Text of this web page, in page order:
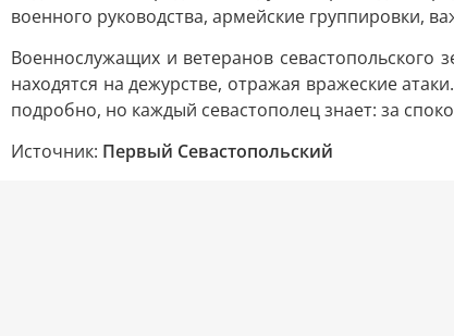
военного руководства, армейские
Военнослужащих и ветеранов севастопольского
находятся на дежурстве, отражая вражеские
подробно, но каждый севастополец знает: за
Источник: Первый Севастопольский